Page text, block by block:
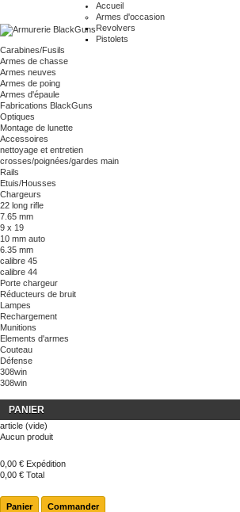
Accueil
Armes d'occasion
Revolvers
Pistolets
Carabines/Fusils
Armes de chasse
Armes neuves
Armes de poing
Armes d'épaule
Fabrications BlackGuns
Optiques
Montage de lunette
Accessoires
nettoyage et entretien
crosses/poignées/gardes main
Rails
Etuis/Housses
Chargeurs
22 long rifle
7.65 mm
9 x 19
10 mm auto
6.35 mm
calibre 45
calibre 44
Porte chargeur
Réducteurs de bruit
Lampes
Rechargement
Munitions
Elements d'armes
Couteau
Défense
308win
308win
PANIER
article (vide)
Aucun produit
0,00 € Expédition
0,00 € Total
Panier Commander